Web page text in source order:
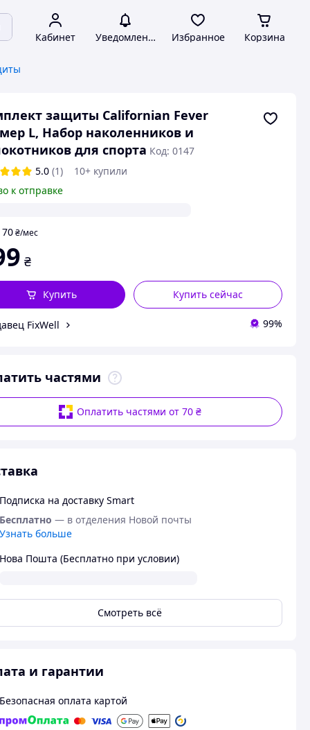
Кабинет Уведомления Избранное Корзина
защиты Californian Fever
L, Набор наколенников и
для спорта Код: 0147
5.0 (1)
10+ купили
к отправке
70 ₴/мес
₴
Купить сейчас
Купить
FixWell 99%
частями
Оплатить частями от 70 ₴
Подписка на доставку Smart
Бесплатно — в отделения Новой почты
Узнать больше
Нова Пошта (Бесплатно при условии)
Смотреть всё
и гарантии
Безопасная оплата картой